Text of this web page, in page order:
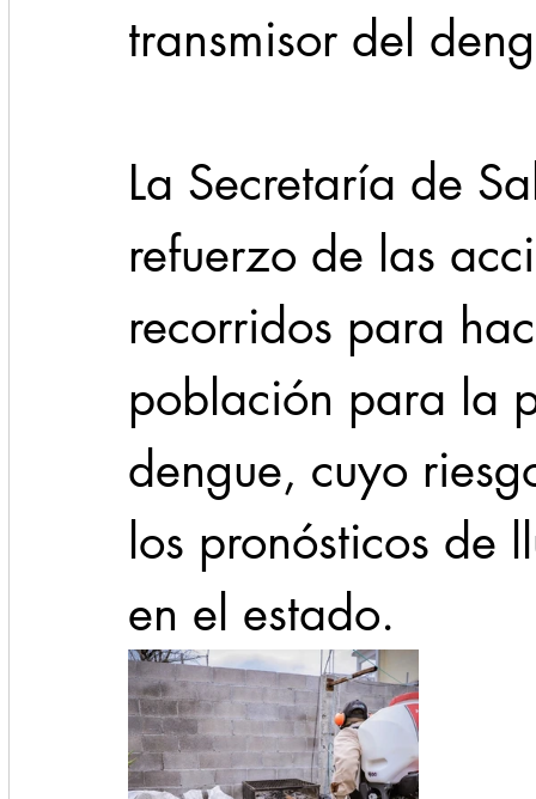
transmisor del
La Secretaría de
refuerzo de las
recorridos para
población para la
dengue, cuyo
los pronósticos de
en el estado.